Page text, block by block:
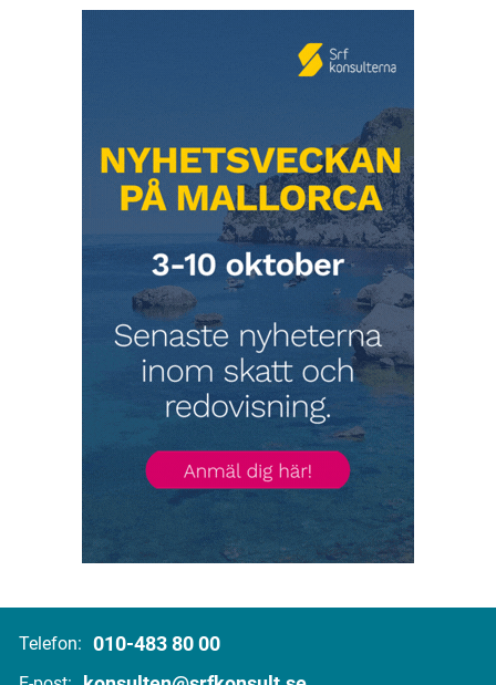
Telefon: 010-483 80 00